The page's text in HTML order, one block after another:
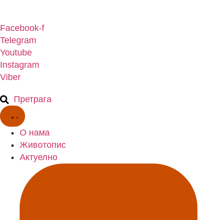
садржај
Facebook-f
Telegram
Youtube
Instagram
Viber
Претрага
О нама
Животопис
Актуелно